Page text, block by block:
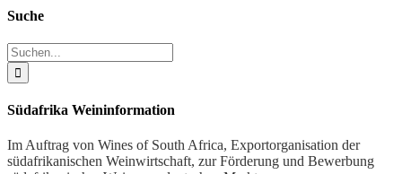
Suche
Suche
nach:
Südafrika Weininformation
Im Auftrag von Wines of South Africa, Exportorganisation der
südafrikanischen Weinwirtschaft, zur Förderung und Bewerbung